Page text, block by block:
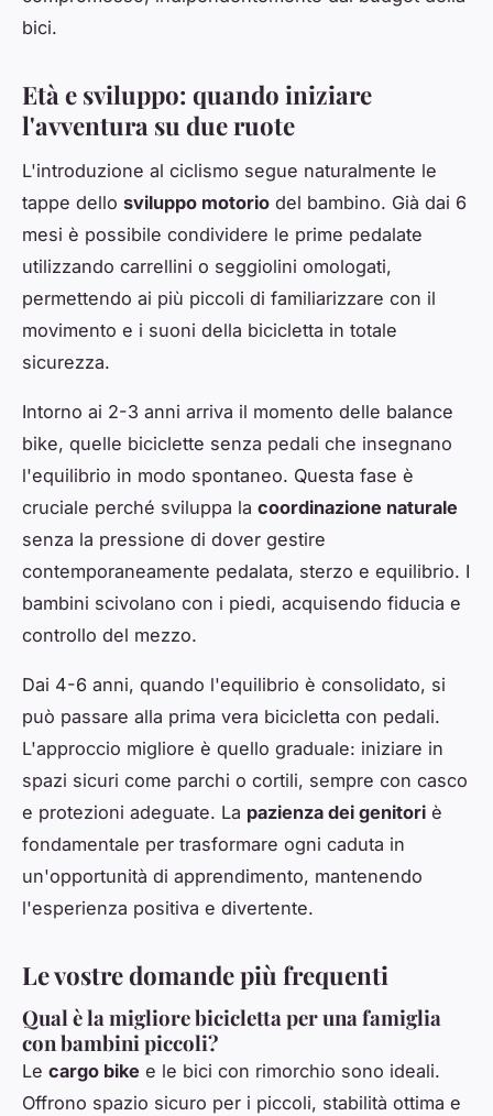
bici.
Età e sviluppo: quando iniziare
l'avventura su due ruote
L'introduzione al ciclismo segue naturalmente le
tappe dello sviluppo motorio del bambino. Già dai 6
mesi è possibile condividere le prime pedalate
utilizzando carrellini o seggiolini omologati,
permettendo ai più piccoli di familiarizzare con il
movimento e i suoni della bicicletta in totale
sicurezza.
Intorno ai 2-3 anni arriva il momento delle balance
bike, quelle biciclette senza pedali che insegnano
l'equilibrio in modo spontaneo. Questa fase è
cruciale perché sviluppa la coordinazione naturale
senza la pressione di dover gestire
contemporaneamente pedalata, sterzo e equilibrio. I
bambini scivolano con i piedi, acquisendo fiducia e
controllo del mezzo.
Dai 4-6 anni, quando l'equilibrio è consolidato, si
può passare alla prima vera bicicletta con pedali.
L'approccio migliore è quello graduale: iniziare in
spazi sicuri come parchi o cortili, sempre con casco
e protezioni adeguate. La pazienza dei genitori è
fondamentale per trasformare ogni caduta in
un'opportunità di apprendimento, mantenendo
l'esperienza positiva e divertente.
Le vostre domande più frequenti
Qual è la migliore bicicletta per una famiglia
con bambini piccoli?
Le cargo bike e le bici con rimorchio sono ideali.
Offrono spazio sicuro per i piccoli, stabilità ottima e